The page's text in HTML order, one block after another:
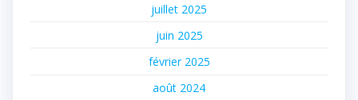
juillet 2025
juin 2025
février 2025
août 2024